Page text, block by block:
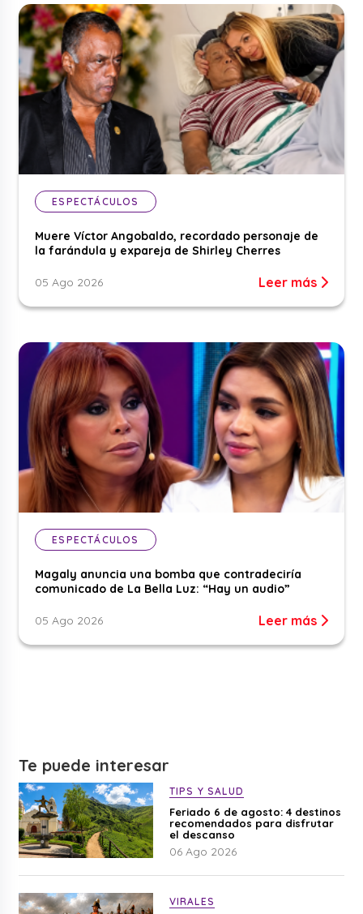
ESPECTÁCULOS
Muere Víctor Angobaldo, recordado personaje de
la farándula y expareja de Shirley Cherres
05 Ago 2026 Leer más
ESPECTÁCULOS
Magaly anuncia una bomba que contradeciría
comunicado de La Bella Luz: “Hay un audio”
05 Ago 2026 Leer más
Te puede interesar
TIPS Y SALUD
Feriado 6 de agosto: 4 destinos
recomendados para disfrutar
el descanso
06 Ago 2026
VIRALES